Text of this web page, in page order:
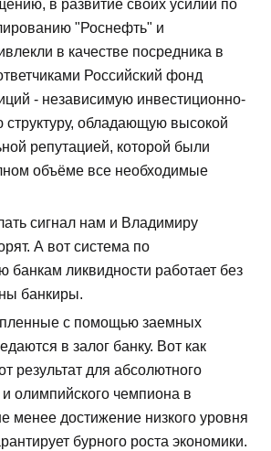
в развитие своих усилий по
"Роснефть" и
в качестве посредника в
Российский фонд
- независимую инвестиционно-
структуру, обладающую высокой
репутацией, которой были
объёме все необходимые
сигнал нам и Владимиру
А вот система по
банкам ликвидности работает без
банкиры.
с помощью заемных
в залог банку. Вот как
результат для абсолютного
олимпийского чемпиона в
менее достижение низкого уровня
бурного роста экономики.